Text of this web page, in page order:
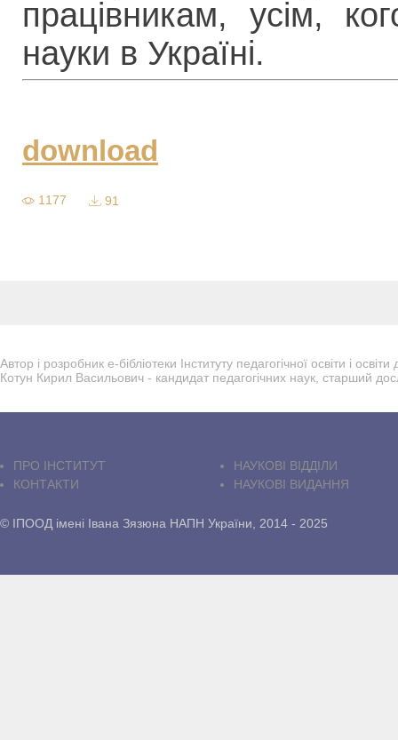
працівникам, усім,
науки в Україні.
download
1177 91
Автор і розробник е-бібліотеки Інституту педагогічної освіти і
Котун Кирил Васильович - кандидат педагогічних наук, старший
ПРО IНСТИТУТ
КОНТАКТИ
НАУКОВІ ВІДДІЛИ
НАУКОВІ ВИДАННЯ
© ІПООД імені Івана Зязюна НАПН України, 2014 - 2025